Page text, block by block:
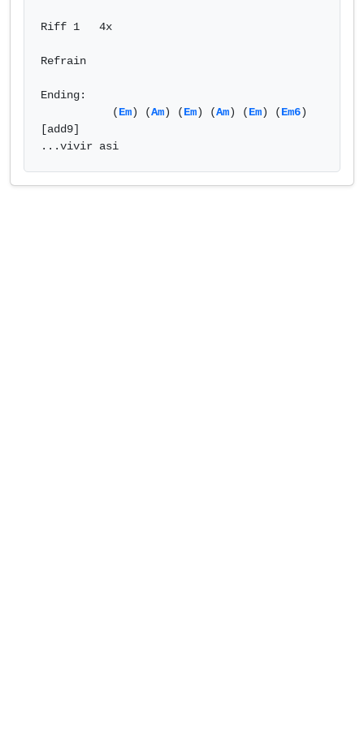
Riff 1   4x
Refrain
Ending:
           (
Em) (Am) (Em) (Am) (Em) (Em6)
[add9]
...vivir asi